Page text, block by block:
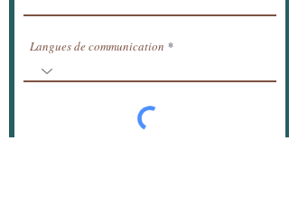
Langues de communication